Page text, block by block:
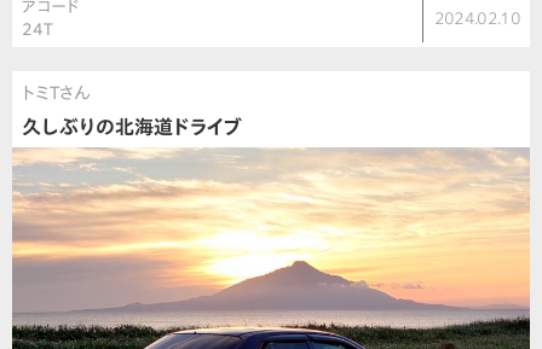
アコード
24T
2024.02.10
トミTさん
久しぶりの北海道ドライブ